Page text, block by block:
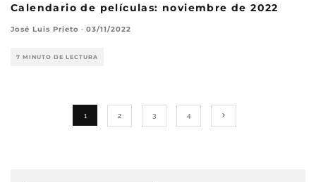
Calendario de películas: noviembre de 2022
José Luis Prieto · 03/11/2022
7 MINUTO DE LECTURA
1 2 3 4